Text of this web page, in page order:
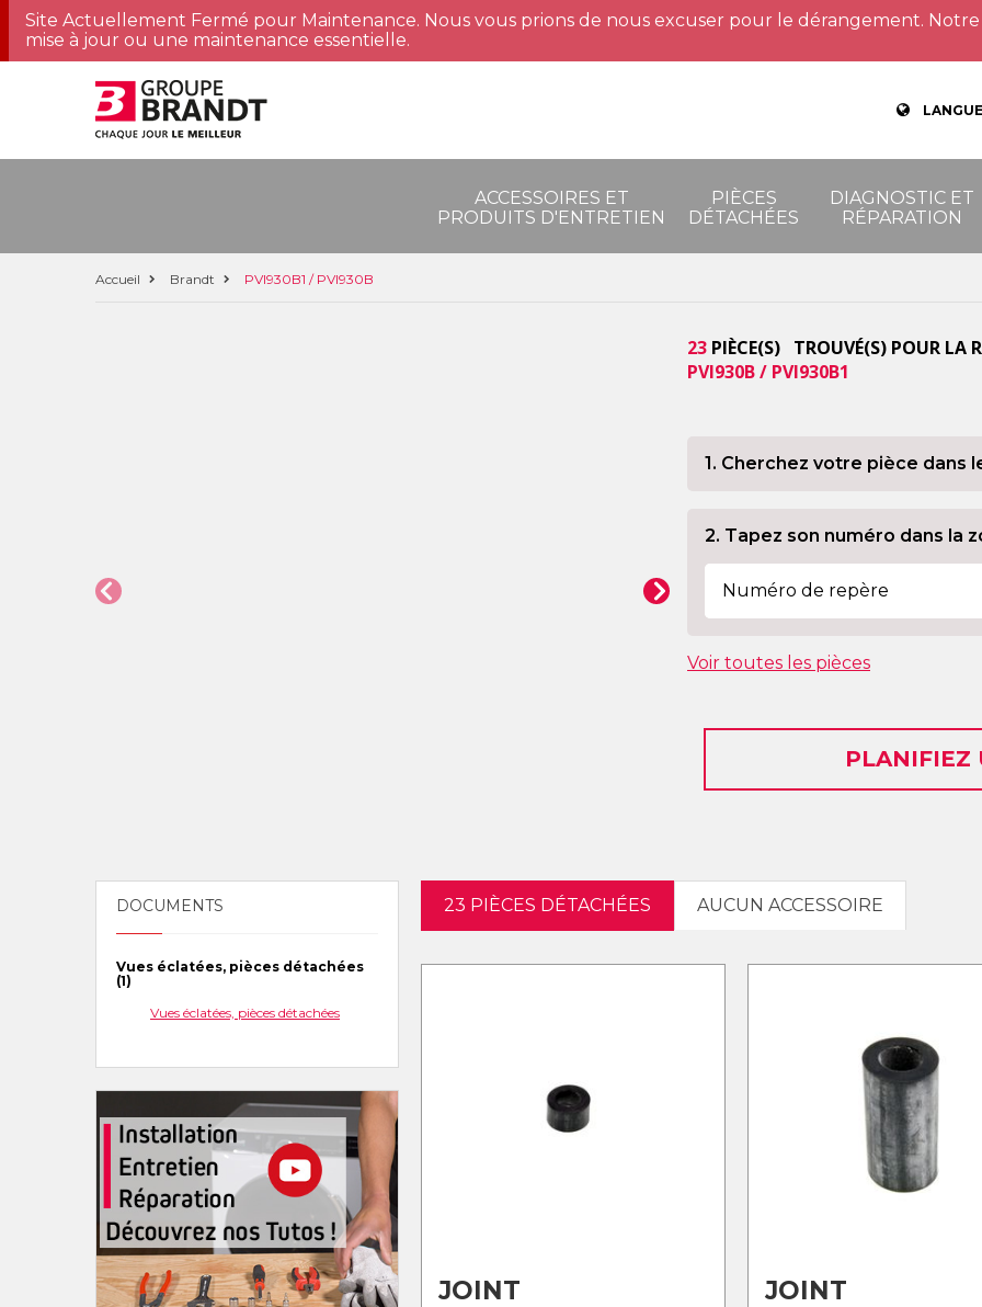
Site Actuellement Fermé pour Maintenance. Nous vous prions de nous excuser pour le dérangement.
mise à jour ou une maintenance essentielle.
ACCESSOIRES ET
PRODUITS D'ENTRETIEN
PIÈCES
DÉTACHÉES
DIAGNOSTIC ET
RÉPARATION
Accueil Brandt PVI930B1 / PVI930B
23 PIÈCE(S) TROUVÉ(S) POUR LA
PVI930B / PVI930B1
1. Cherchez votre pièce dans
2. Tapez son numéro dans la
Voir toutes les pièces
PLANIFIEZ
DOCUMENTS
Vues éclatées, pièces détachées
(1)
Vues éclatées, pièces détachées
23 PIÈCES DÉTACHÉES AUCUN ACCESSOIRE
JOINT JOINT